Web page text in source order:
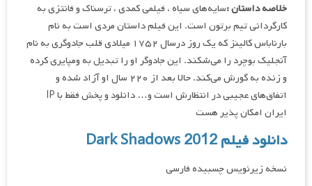
خلاصه داستان :سایه‌های سیاه ، فیلمی کمدی ، ترسناک و فانتزی به
کارگردانی تیم برتون است. این فیلم داستان مردی است به نام
بارناباس کالینز که یک روز درسال ۱۷۵۲ میلادی قلب جادوگری به نام
آنجلیک بوچرد را می‌شکند. این جادوگر او را تبدیل به ومپایری کرده
و زنده به گورش می‌کند. حالا بعد از ۲۲۰ سال او آزاد شده و
اتفاق‌های عجیبی در انتظارش است و… دانلود و پخش فقط با IP
ایران امکان پذیر هست
دانلود فیلم Dark Shadows 2012
نسخه زیرنویس چسبیده فارسی